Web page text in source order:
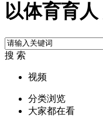
以体育育
搜 索
视频
分类浏览
大家都在看